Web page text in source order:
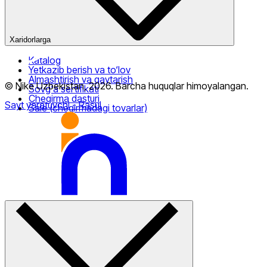
Xaridorlarga
Katalog
Yetkazib berish va to‘lov
Almashtirish va qaytarish
Sovg‘a sertifikati
Chegirma dasturi
Sale (chegirmadagi tovarlar)
© Nike Uzbekistan,2026.Barcha huquqlar himoyalangan.
Sayt yaratuvchi- Rasul